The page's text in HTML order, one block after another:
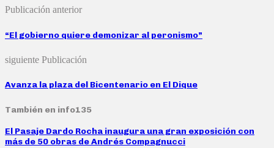
Publicación anterior
“El gobierno quiere demonizar al peronismo”
siguiente Publicación
Avanza la plaza del Bicentenario en El Dique
También en info135
El Pasaje Dardo Rocha inaugura una gran exposición con
más de 50 obras de Andrés Compagnucci